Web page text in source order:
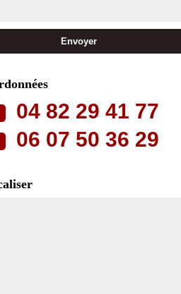
04 82 29 41 77
06 07 50 36 29